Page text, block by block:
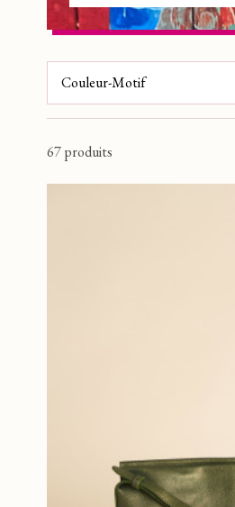
Couleur-Motif
ROUGE CARMIN
JAUNE D OR (1)
ROUILLE (1)
67 produits